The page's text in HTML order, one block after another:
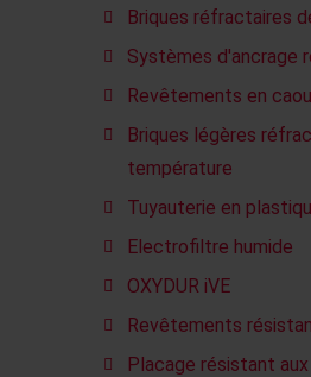
Briques réfractaires
Systèmes d'ancrage
Revêtements en
Briques légères
température
Tuyauterie en
Electrofiltre humide
OXYDUR iVE
Revêtements
Placage résistant